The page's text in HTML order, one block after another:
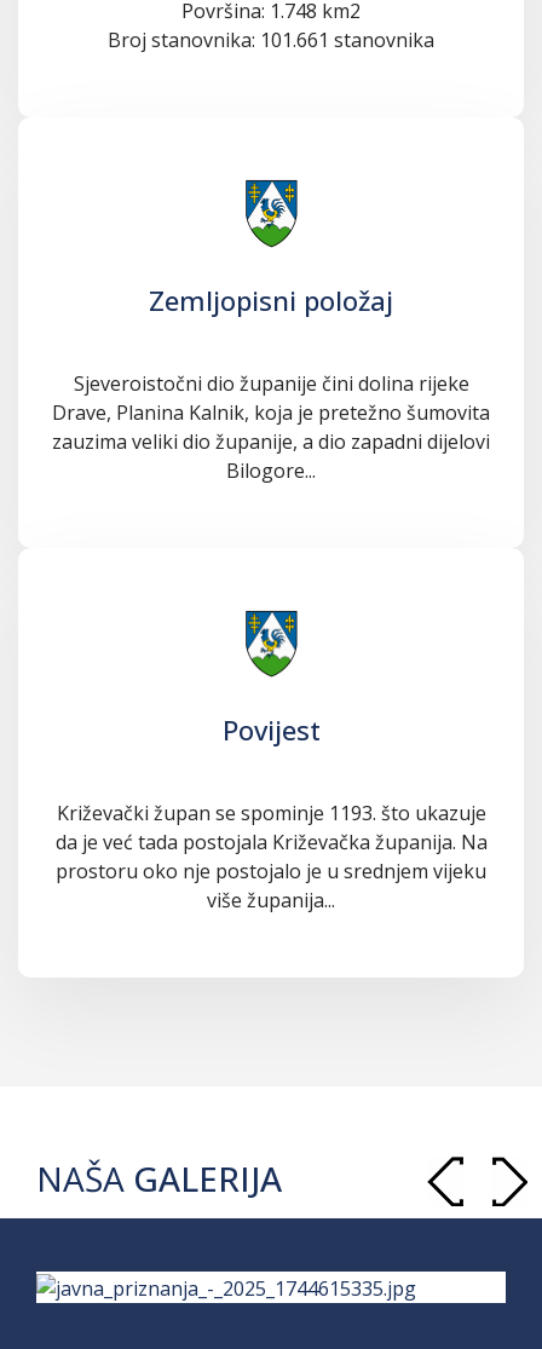
Površina: 1.748 km2
Broj stanovnika: 101.661 stanovnika
Zemljopisni položaj
Sjeveroistočni dio županije čini dolina rijeke
Drave, Planina Kalnik, koja je pretežno šumovita
zauzima veliki dio županije, a dio zapadni dijelovi
Bilogore...
Povijest
Križevački župan se spominje 1193. što ukazuje
da je već tada postojala Križevačka županija. Na
prostoru oko nje postojalo je u srednjem vijeku
više županija...
NAŠA GALERIJA